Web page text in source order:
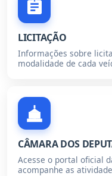
LICITAÇÃO
Informações sobre
modalidade de cada
CÂMARA DOS
Acesse o portal oficial
acompanhe as